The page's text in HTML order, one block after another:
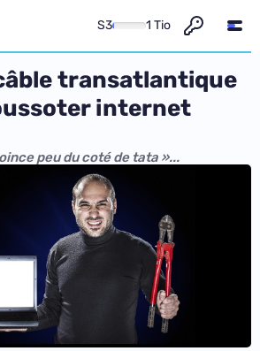
S3 1 Tio
transatlantique
internet
peu du coté de tata »...